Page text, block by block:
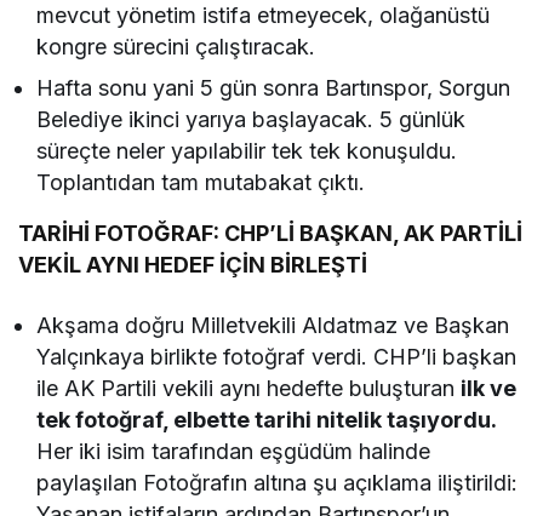
mevcut yönetim istifa etmeyecek, olağanüstü
kongre sürecini çalıştıracak.
Hafta sonu yani 5 gün sonra Bartınspor, Sorgun
Belediye ikinci yarıya başlayacak. 5 günlük
süreçte neler yapılabilir tek tek konuşuldu.
Toplantıdan tam mutabakat çıktı.
TARİHİ FOTOĞRAF: CHP’Lİ BAŞKAN, AK PARTİLİ
VEKİL AYNI HEDEF İÇİN BİRLEŞTİ
Akşama doğru Milletvekili Aldatmaz ve Başkan
Yalçınkaya birlikte fotoğraf verdi. CHP’li başkan
ile AK Partili vekili aynı hedefte buluşturan ilk ve
tek fotoğraf, elbette tarihi nitelik taşıyordu.
Her iki isim tarafından eşgüdüm halinde
paylaşılan Fotoğrafın altına şu açıklama iliştirildi: